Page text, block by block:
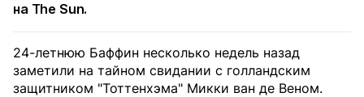
на The Sun.
24-летнюю Баффин несколько недель назад
заметили на тайном свидании с голландским
защитником "Тоттенхэма" Микки ван де Веном.